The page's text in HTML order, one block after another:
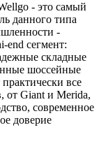
- это самый
данного типа
-
end сегмент:
складные
шоссейные
все
от Giant и Merida,
современное
доверие